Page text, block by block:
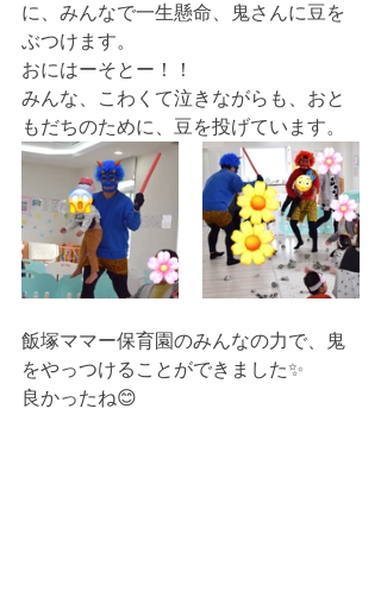
に、みんなで一生懸命、鬼さんに豆を
ぶつけます。
おにはーそとー！！
みんな、こわくて泣きながらも、おと
もだちのために、豆を投げています。
飯塚ママー保育園のみんなの力で、鬼
をやっつけることができました✨
良かったね😊